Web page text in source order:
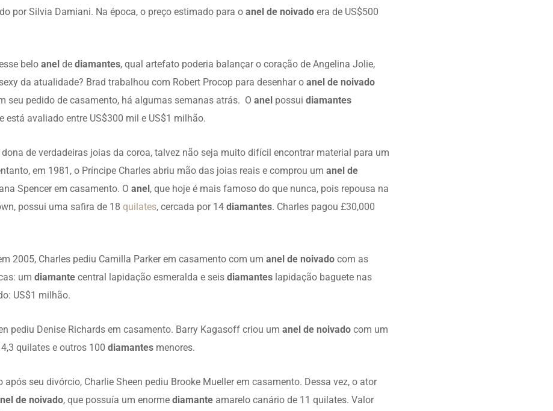
por Silvia Damiani. Na época, o preço estimado para o anel de noivado era de US$500
belo anel de diamantes, qual artefato poderia balançar o coração de Angelina Jolie,
da atualidade? Brad trabalhou com Robert Procop para desenhar o anel de noivado
seu pedido de casamento, há algumas semanas atrás. O anel possui diamantes
está avaliado entre US$300 mil e US$1 milhão.
de verdadeiras joias da coroa, talvez não seja muito difícil encontrar material para um
em 1981, o Príncipe Charles abriu mão das joias reais e comprou um anel de
Spencer em casamento. O anel, que hoje é mais famoso do que nunca, pois repousa na
possui uma safira de 18 quilates, cercada por 14 diamantes. Charles pagou £30,000
2005, Charles pediu Camilla Parker em casamento com um anel de noivado com as
um diamante central lapidação esmeralda e seis diamantes lapidação baguete nas
US$1 milhão.
pediu Denise Richards em casamento. Barry Kagasoff criou um anel de noivado com um
quilates e outros 100 diamantes menores.
após seu divórcio, Charlie Sheen pediu Brooke Mueller em casamento. Dessa vez, o ator
de noivado, que possuía um enorme diamante amarelo canário de 11 quilates. Valor